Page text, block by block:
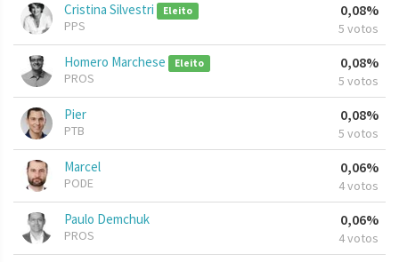
Cristina Silvestri Eleito
PPS
0,08%
5 votos
Homero Marchese Eleito
PROS
0,08%
5 votos
Pier
PTB
0,08%
5 votos
Marcel
PODE
0,06%
4 votos
Paulo Demchuk
PROS
0,06%
4 votos